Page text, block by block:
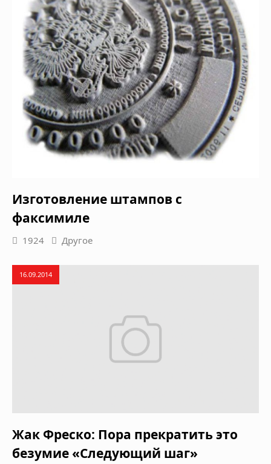
Изготовление штампов с
факсимиле
1924 Другое
16.09.2014
Жак Фреско: Пора прекратить это
безумие «Следующий шаг»